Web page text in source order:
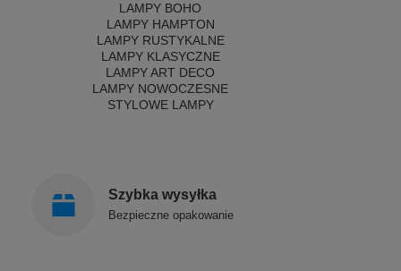
LAMPY BOHO
LAMPY HAMPTON
LAMPY RUSTYKALNE
LAMPY KLASYCZNE
LAMPY ART DECO
LAMPY NOWOCZESNE
STYLOWE LAMPY
Szybka wysyłka
Bezpieczne opakowanie